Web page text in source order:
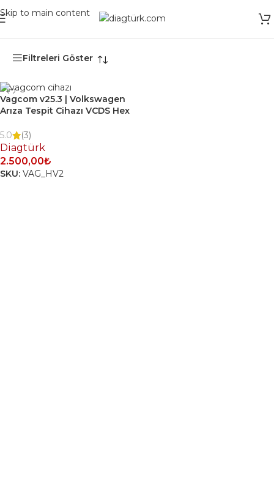
Skip to main content
Filtreleri Göster
Vagcom v25.3 | Volkswagen
Arıza Tespit Cihazı VCDS Hex
5.0
(3)
Diagtürk
2.500,00₺
SKU: VAG_HV2